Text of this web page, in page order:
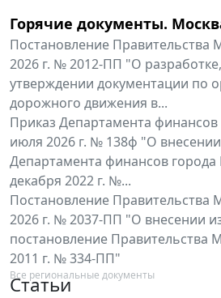
Горячие документы.
Постановление Правительства
2026 г. № 2012-ПП "О
утверждении документации по
дорожного движения в...
Приказ Департамента финансов
июля 2026 г. № 138ф "О
Департамента финансов
декабря 2022 г. №...
Постановление Правительства
2026 г. № 2037-ПП "О внесении
постановление Правительства
2011 г. № 334-ПП"
Все региональные документы
Статьи